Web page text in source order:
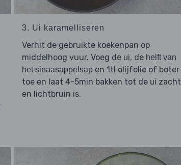
3. Ui karamelliseren
Verhit de gebruikte koekenpan op
middelhoog vuur. Voeg de ui, de helft van
het sinaasappelsap en 1tl olijfolie of boter
toe en laat 4-5min bakken tot de ui zacht
en lichtbruin is.